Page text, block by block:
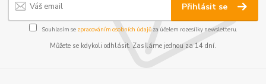
Přihlásit se
Souhlasím se zpracováním osobních údajůza účelem rozesílky newsletteru.
Můžete se kdykoli odhlásit. Zasíláme jednou za 14 dní.